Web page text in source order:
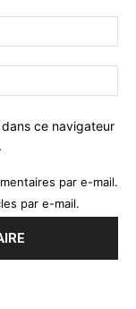
ce navigateur
par e-mail.
par e-mail.